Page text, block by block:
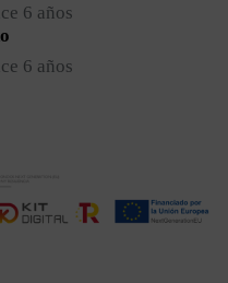
6 años
6 años